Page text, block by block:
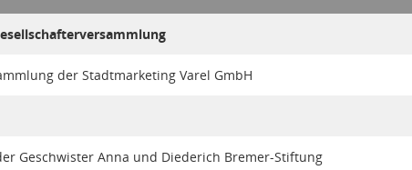
der Stadtmarketing Varel GmbH
Geschwister Anna und Diederich Bremer-Stiftung